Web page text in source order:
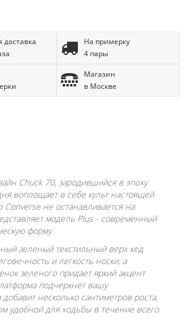
доставка
На примерку
4 пары
Магазин
в Москве
Chuck 70, зародившийся в эпоху
воплощает в себе культ настоящей
не останавливается на
модель Plus - современный
форму.
зеленый текстильный верх кед
и легкость носки, а
зеленого придает яркий акцент
подчеркнет вашу
несколько сантиметров роста,
удобной для ходьбы в течение всего